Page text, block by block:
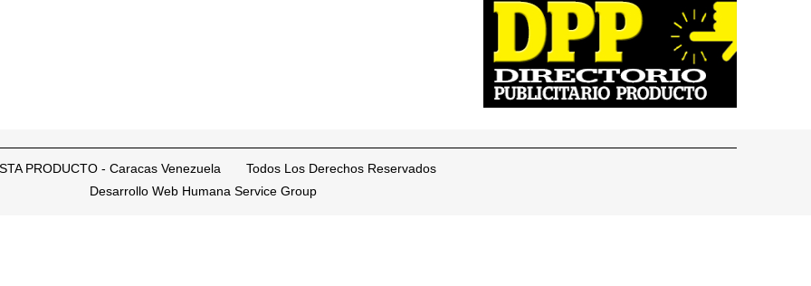
PRODUCTO - Caracas Venezuela Todos Los Derechos Reservados
Desarrollo Web Humana Service Group